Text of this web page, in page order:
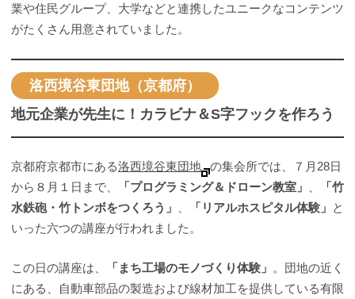
業や住民グループ、大学などと連携したユニークなコンテンツ
がたくさん用意されていました。
洛西境谷東団地（京都府）
地元企業が先生に！カラビナ＆S字フックを作ろう
京都府京都市にある洛西境谷東団地
の集会所では、７月28日
から８月１日まで、
「プログラミング＆ドローン教室」
「竹
水鉄砲・竹トンボをつくろう」
「リアルホスピタル体験」 と
いった六つの講座が行われました。
この日の講座は、 「まち工場のモノづくり体験」 。団地の近く
にある、自動車部品の製造および線材加工を提供している有限